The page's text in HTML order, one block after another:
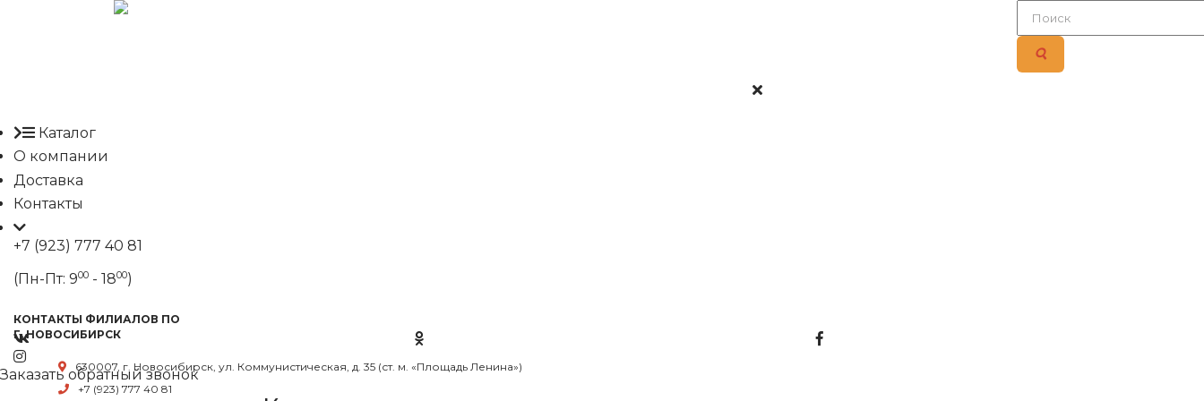
Каталог
О компании
Доставка
Контакты
+7 (923) 777 40 81
(Пн-Пт: 900 - 1800)
КОНТАКТЫ ФИЛИАЛОВ ПО
Г. НОВОСИБИРСК
630007, г. Новосибирск, ул. Коммунистическая, д. 35 (ст. м. «Площадь Ленина»)
+7 (923) 777 40 81
Заказать обратный звонок